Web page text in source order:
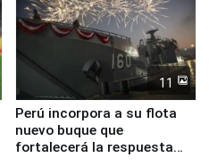
11
Perú incorpora a su flota
nuevo buque que
fortalecerá la respuesta